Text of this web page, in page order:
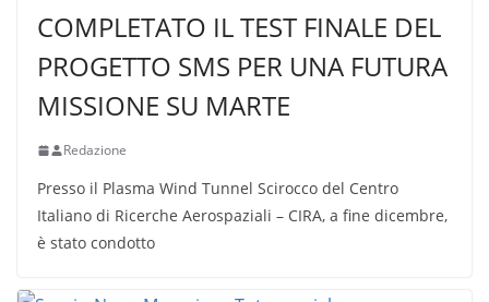
COMPLETATO IL TEST FINALE DEL
PROGETTO SMS PER UNA FUTURA
MISSIONE SU MARTE
Redazione
Presso il Plasma Wind Tunnel Scirocco del Centro
Italiano di Ricerche Aerospaziali – CIRA, a fine dicembre,
è stato condotto